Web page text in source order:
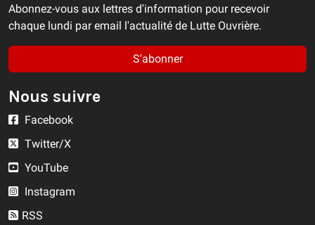
Abonnez-vous aux lettres d'information pour recevoir
chaque lundi par email l'actualité de Lutte Ouvrière.
S'abonner
Nous suivre
Facebook
Twitter/X
YouTube
Instagram
RSS